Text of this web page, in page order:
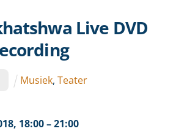
Live DVD
Musiek,Teater
, 18:00– 21:00